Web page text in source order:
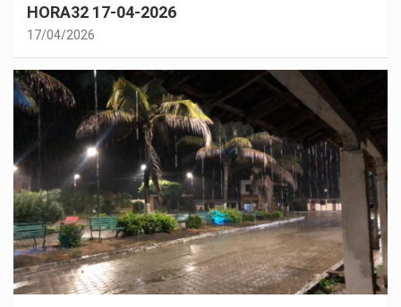
HORA32 17-04-2026
17/04/2026